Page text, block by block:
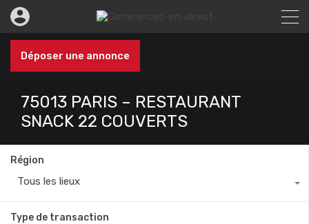
Déposer une annonce
75013 PARIS – RESTAURANT
SNACK 22 COUVERTS
Région
Tous les lieux
Type de transaction